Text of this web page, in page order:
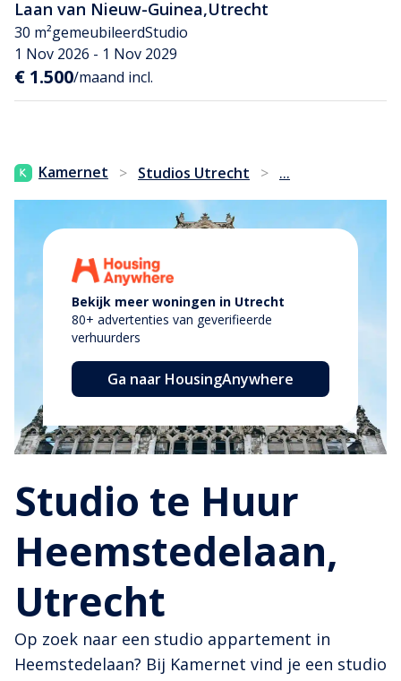
Laan van Nieuw-Guinea,Utrecht
30 m²gemeubileerdStudio
1 Nov 2026 - 1 Nov 2029
€ 1.500/maand incl.
Kamernet > Studios Utrecht > ...
Bekijk meer woningen in Utrecht
80+ advertenties van geverifieerde
verhuurders
Ga naar HousingAnywhere
Studio te Huur
Heemstedelaan,
Utrecht
Op zoek naar een studio appartement in
Heemstedelaan? Bij Kamernet vind je een studio